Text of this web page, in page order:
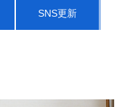
SNS更新